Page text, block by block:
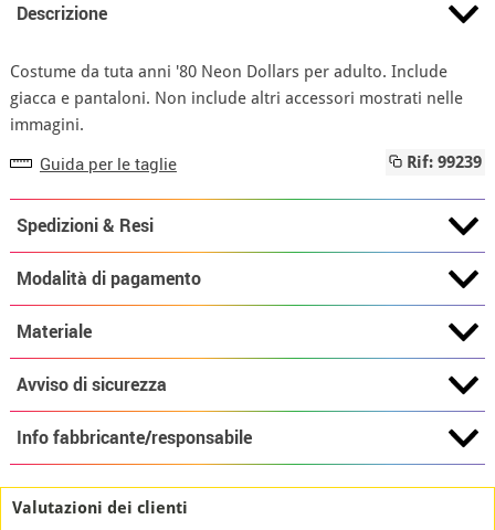
Descrizione
Costume da tuta anni '80 Neon Dollars per adulto. Include
giacca e pantaloni. Non include altri accessori mostrati nelle
immagini.
Guida per le taglie Rif: 99239
Spedizioni & Resi
Modalità di pagamento
Materiale
Avviso di sicurezza
Info fabbricante/responsabile
Valutazioni dei clienti